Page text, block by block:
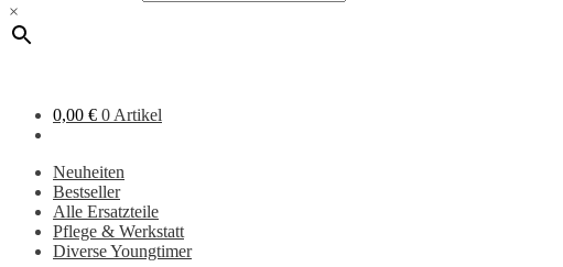
×
0,00 € 0 Artikel
Neuheiten
Bestseller
Alle Ersatzteile
Pflege & Werkstatt
Diverse Youngtimer